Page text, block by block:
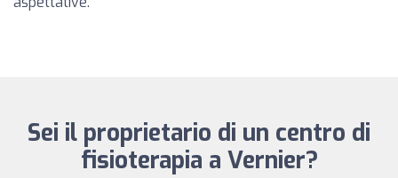
Sei il proprietario di un centro di
fisioterapia a Vernier?